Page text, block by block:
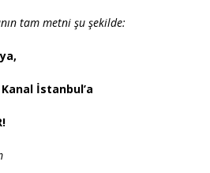
tam metni şu şekilde:
İstanbul’a